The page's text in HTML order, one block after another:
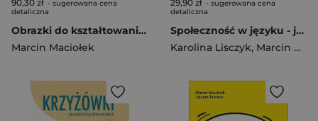
90,30 zł - sugerowana cena
detaliczna
Obrazki do kształtowania percepcji słuchowej..
Marcin Maciołek
29,90 zł - sugerowana cena
detaliczna
Społeczność w języku - język w społeczności
Karolina Lisczyk, Marcin Maciołek